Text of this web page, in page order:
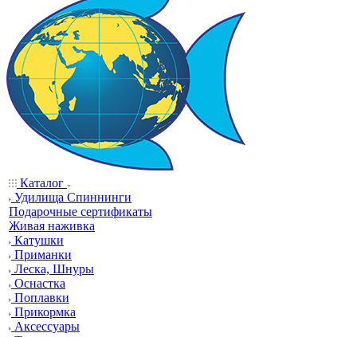
Каталог
Удилища Спиннинги
Подарочные сертификаты
Живая наживка
Катушки
Приманки
Леска, Шнуры
Оснастка
Поплавки
Прикормка
Аксессуары